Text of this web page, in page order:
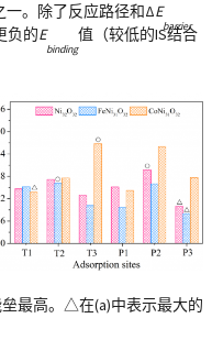
一。除了反应路径和ΔE
barrier
负的E
binding
值（较低的IS结合
最高。△在(a)中表示最大的